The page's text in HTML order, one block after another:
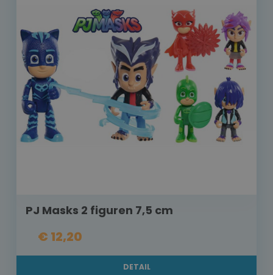
PJ Masks 2 figuren 7,5 cm
€ 12,20
DETAIL